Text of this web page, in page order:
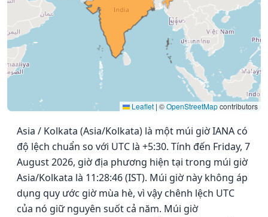
Leaflet | ©OpenStreetMapcontributors
Asia / Kolkata (Asia/Kolkata) là một múi giờ IANA có
độ lệch chuẩn so với UTC là +5:30. Tính đến Friday, 7
August 2026, giờ địa phương hiện tại trong múi giờ
Asia/Kolkata là 11:28:46 (IST). Múi giờ này không áp
dụng quy ước giờ mùa hè, vì vậy chênh lệch UTC
của nó giữ nguyên suốt cả năm. Múi giờ